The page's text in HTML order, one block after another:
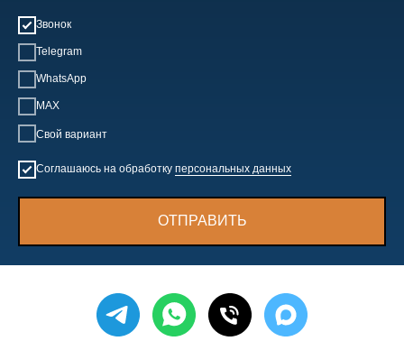
Звонок
Telegram
WhatsApp
MAX
Свой вариант
Соглашаюсь на обработку персональных данных
ОТПРАВИТЬ